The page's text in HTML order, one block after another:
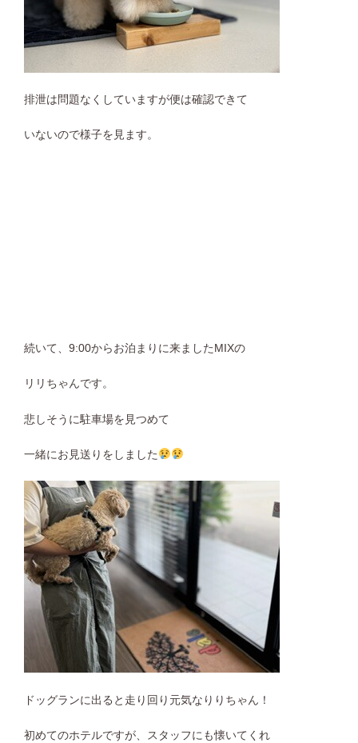
排泄は問題なくしていますが便は確認できて
いないので様子を見ます。
続いて、9:00からお泊まりに来ましたMIXの
リリちゃんです。
悲しそうに駐車場を見つめて
一緒にお見送りをしました
ドッグランに出ると走り回り元気なりりちゃん！
初めてのホテルですが、スタッフにも懐いてくれ